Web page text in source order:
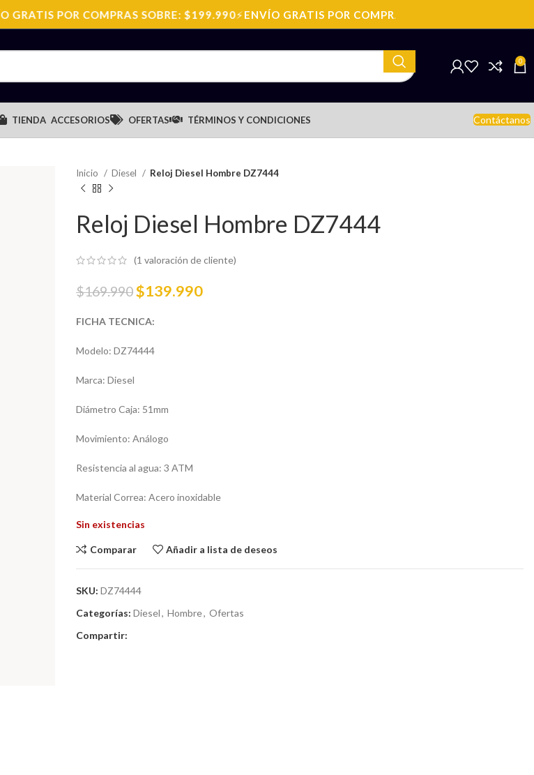
POR COMPRAS SOBRE: $199.990⚡ENVÍO GRATIS POR COMPRAS SOBRE: $199.990
0
TIENDA ACCESORIOS OFERTAS TÉRMINOS Y CONDICIONES Contáctanos
Inicio Diesel Reloj Diesel Hombre DZ7444
Reloj Diesel Hombre DZ7444
(1 valoración de cliente)
$169.990$139.990
FICHA TECNICA:
Modelo: DZ74444
Marca: Diesel
Diámetro Caja: 51mm
Movimiento: Análogo
Resistencia al agua: 3 ATM
Material Correa: Acero inoxidable
Sin existencias
Comparar Añadir a lista de deseos
SKU: DZ74444
Categorías: Diesel, Hombre, Ofertas
Compartir: